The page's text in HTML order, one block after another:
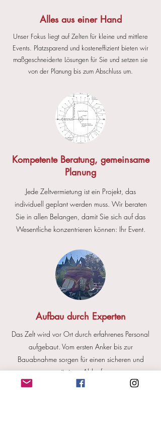
Alles aus einer Hand
Unser Fokus liegt auf Zelten für kleine und mittlere
Events. Platzsparend und kosteneffizient bieten wir
maßgeschneiderte Lösungen für Sie und setzen sie
von der Planung bis zum Abschluss um.
Kompetente Beratung, gemeinsame
Planung
Jede Zeltvermietung ist ein Projekt, das
individuell geplant werden muss. Wir beraten
Sie in allen Belangen, damit Sie sich auf das
Wesentliche konzentrieren können: Ihr Event.
Aufbau durch Experten
Das Zelt wird vor Ort durch erfahrenes Personal
aufgebaut. Vom ersten Anker bis zur
Bauabnahme sorgen für einen sicheren und
zügigen Ablauf.